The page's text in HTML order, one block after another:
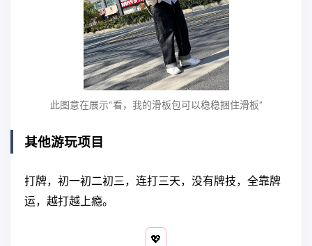
此图意在展示“看，我的滑板包可以稳稳捆住滑板”
其他游玩项目
打牌，初一初二初三，连打三天，没有牌技，全靠牌
运，越打越上瘾。
💖